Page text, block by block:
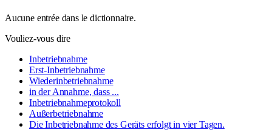
Aucune entrée dans le dictionnaire.
Vouliez-vous dire
Inbetriebnahme
Erst-Inbetriebnahme
Wiederinbetriebnahme
in der Annahme, dass ...
Inbetriebnahmeprotokoll
Außerbetriebnahme
Die Inbetriebnahme des Geräts erfolgt in vier Tagen.